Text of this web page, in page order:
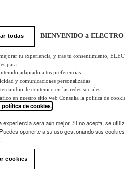
todas BIENVENIDO a
tu experiencia, y tras tu consentimiento,
para:
adaptado a tus preferencias
y comunicaciones personalizadas
de contenido en las redes sociales
en nuestro sitio web Consulta la política de
política de cookies.
experiencia será aún mejor. Si no acepta, se
oponerte a su uso gestionando sus cookies.
cookies